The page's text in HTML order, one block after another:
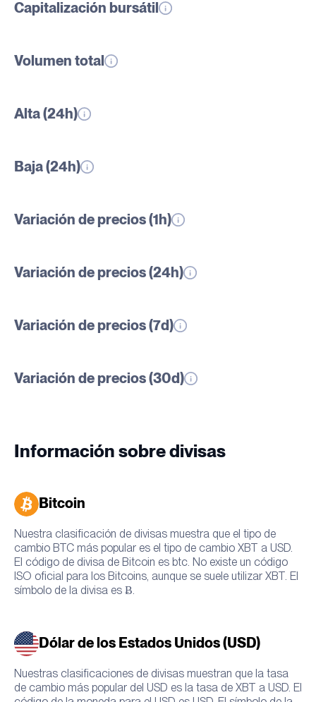
Capitalización bursátil
Volumen total
Alta (24h)
Baja (24h)
Variación de precios (1h)
Variación de precios (24h)
Variación de precios (7d)
Variación de precios (30d)
Información sobre divisas
Bitcoin
Nuestra clasificación de divisas muestra que el tipo de
cambio BTC más popular es el tipo de cambio XBT a USD.
El código de divisa de Bitcoin es btc. No existe un código
ISO oficial para los Bitcoins, aunque se suele utilizar XBT. El
símbolo de la divisa es Ƀ.
Dólar de los Estados Unidos (USD)
Nuestras clasificaciones de divisas muestran que la tasa
de cambio más popular del USD es la tasa de XBT a USD. El